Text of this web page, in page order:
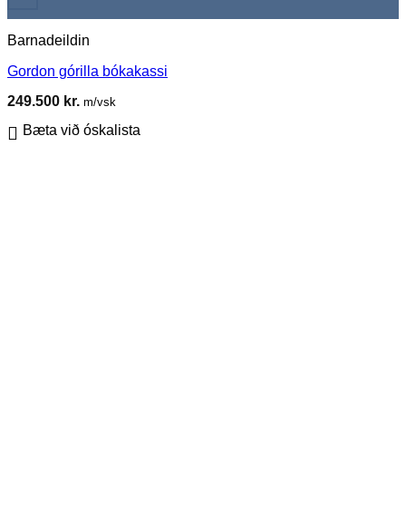
Barnadeildin
Gordon górilla bókakassi
249.500 kr. m/vsk
Bæta við óskalista